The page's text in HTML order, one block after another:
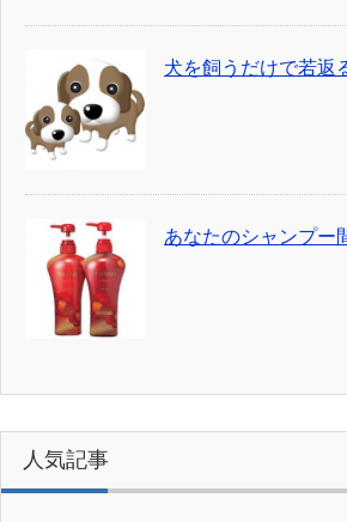
犬を飼うだけで若返
あなたのシャンプー
人気記事